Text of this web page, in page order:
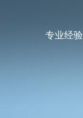
‌专业经验